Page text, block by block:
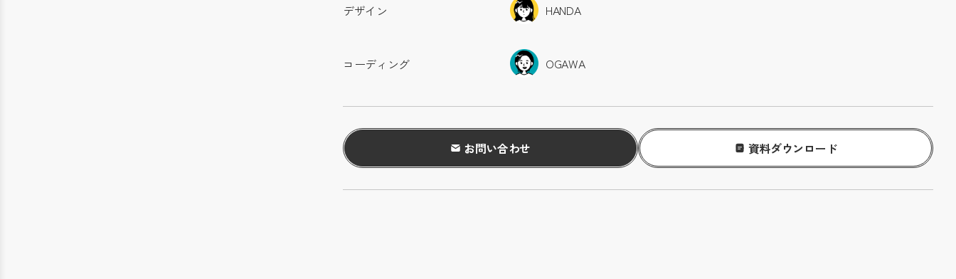
デザイン HANDA
コーディング OGAWA
お問い合わせ 資料ダウンロード